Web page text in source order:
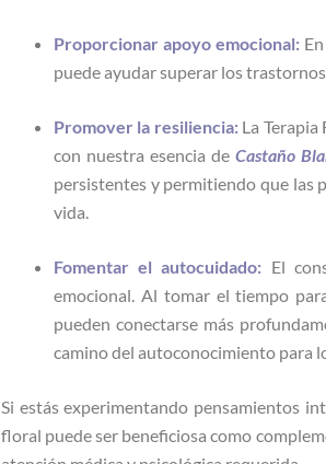
Proporcionar apoyo emocional:
puede ayudar superar los
Promover la resiliencia: La
con nuestra esencia deCastaño
persistentes y permitiendo que las
vida.
Fomentar el autocuidado: El
emocional. Al tomar el tiempo
pueden conectarse más
camino del autoconocimiento para
Si estás experimentando pensamientos
floral puede ser beneficiosa como